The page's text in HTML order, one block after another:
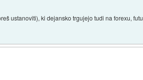
ustanoviti), ki dejansko trgujejo tudi na forexu,